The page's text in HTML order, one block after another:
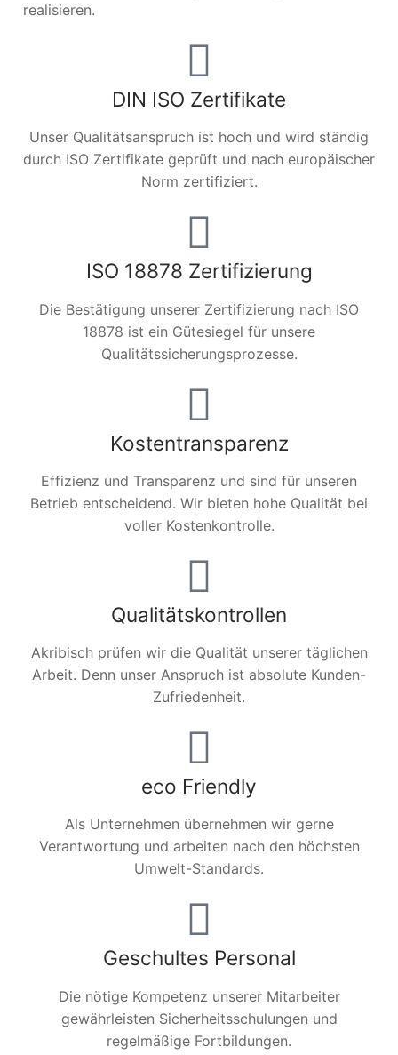
realisieren.
DIN ISO Zertifikate
Unser Qualitätsanspruch ist hoch und wird ständig
durch ISO Zertifikate geprüft und nach europäischer
Norm zertifiziert.
ISO 18878 Zertifizierung
Die Bestätigung unserer Zertifizierung nach ISO
18878 ist ein Gütesiegel für unsere
Qualitätssicherungsprozesse.
Kostentransparenz
Effizienz und Transparenz und sind für unseren
Betrieb entscheidend. Wir bieten hohe Qualität bei
voller Kostenkontrolle.
Qualitätskontrollen
Akribisch prüfen wir die Qualität unserer täglichen
Arbeit. Denn unser Anspruch ist absolute Kunden-
Zufriedenheit.
eco Friendly
Als Unternehmen übernehmen wir gerne
Verantwortung und arbeiten nach den höchsten
Umwelt-Standards.
Geschultes Personal
Die nötige Kompetenz unserer Mitarbeiter
gewährleisten Sicherheitsschulungen und
regelmäßige Fortbildungen.